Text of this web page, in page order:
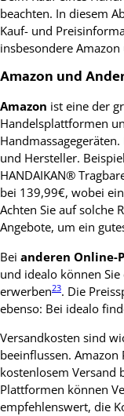
beachten. In diesem
Kauf- und
insbesondere
Amazon und
Amazon ist eine der
Handelsplattformen
und Hersteller.
HANDAIKAN®
bei 139,99€, wobei
Achten Sie auf solche
Angebote, um ein
Bei anderen Online-
und idealo können
erwerben23. Die
ebenso: Bei idealo
Versandkosten sind
beeinflussen.
kostenlosem Versand
Plattformen können
empfehlenswert, die